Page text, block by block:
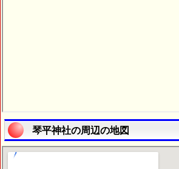
琴平神社の周辺の地図